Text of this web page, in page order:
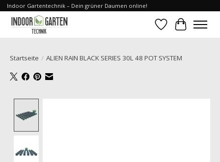
Indoor Gartentechnik – Dein grüner Daumen online!
Wunschzettel
Ihr
Startseite / ALIEN RAIN BLACK SERIES 30L 48 POT SYSTEM